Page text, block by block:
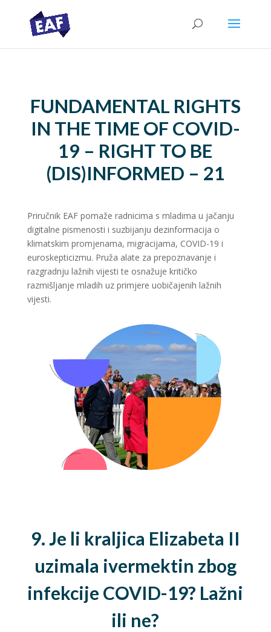
FUNDAMENTAL RIGHTS
IN THE TIME OF COVID-
19 – RIGHT TO BE
(DIS)INFORMED – 21
Priručnik EAF pomaže radnicima s mladima u jačanju
digitalne pismenosti i suzbijanju dezinformacija o
klimatskim promjenama, migracijama, COVID-19 i
euroskepticizmu. Pruža alate za prepoznavanje i
razgradnju lažnih vijesti te osnažuje kritičko
razmišljanje mladih uz primjere uobičajenih lažnih
vijesti.
9. Je li kraljica Elizabeta II
uzimala ivermektin zbog
infekcije COVID-19? Lažni
ili ne?